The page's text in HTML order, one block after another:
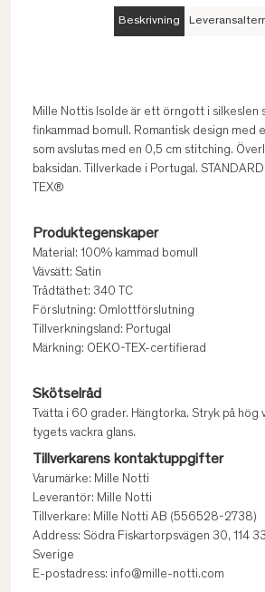
Beskrivning
Mille Nottis Isolde är ett örngott i silkeslen
finkammad bomull. Romantisk design med
som avslutas med en 0,5 cm stitching.
baksidan. Tillverkade i Portugal.
TEX®
Produktegenskaper
Material: 100% kammad bomull
Vävsätt: Satin
Trådtäthet: 340 TC
Förslutning: Omlottförslutning
Tillverkningsland: Portugal
Märkning: OEKO-TEX-certifierad
Skötselråd
Tvätta i 60 grader. Hängtorka. Stryk på hög
tygets vackra glans.
Tillverkarens kontaktuppgifter
Varumärke: Mille Notti
Leverantör: Mille Notti
Tillverkare: Mille Notti AB (556528-2738)
Address: Södra Fiskartorpsvägen 30, 114
Sverige
E-postadress: info@mille-notti.com